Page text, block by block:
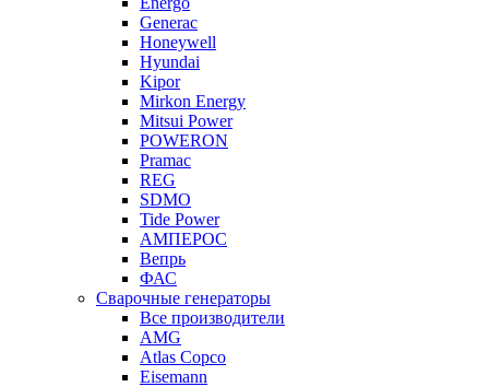
Generac
Honeywell
Hyundai
Kipor
Mirkon Energy
Mitsui Power
POWERON
Pramac
REG
SDMO
Tide Power
АМПЕРОС
Вепрь
ФАС
Сварочные генераторы
Все производители
AMG
Atlas Copco
Eisemann